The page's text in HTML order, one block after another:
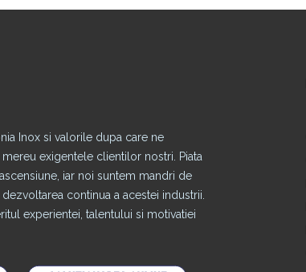
Inox si valorile dupa care ne
exigentele clientilor nostri. Piata
iar noi suntem mandri de
continua a acestei industrii.
experientei, talentului si motivatiei